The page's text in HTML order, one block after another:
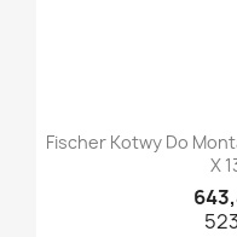
Fischer Kotwy Do
X